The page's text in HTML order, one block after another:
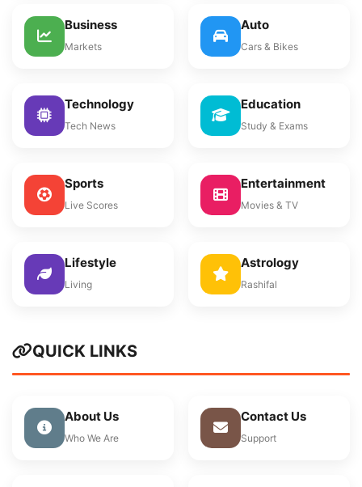
Business
Markets
Auto
Cars & Bikes
Technology
Tech News
Education
Study & Exams
Sports
Live Scores
Entertainment
Movies & TV
Lifestyle
Living
Astrology
Rashifal
QUICK LINKS
About Us
Who We Are
Contact Us
Support